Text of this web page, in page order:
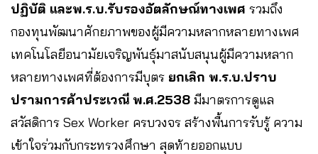
ปฏิบัติ และพ.ร.บ.รับรองอัตลักษณ์ทางเพศ รวมถึง
กองทุนพัฒนาศักยภาพของผู้มีความหลากหลายทางเพศ
เทคโนโลยีอนามัยเจริญพันธุ์มาสนับสนุนผู้มีความหลาก
หลายทางเพศที่ต้องการมีบุตร ยกเลิก พ.ร.บ.ปราบ
ปรามการค้าประเวณี พ.ศ.2538 มีมาตรการดูแล
สวัสดิการ Sex Worker ครบวงจร สร้างพื้นการรับรู้ ความ
เข้าใจร่วมกับกระทรวงศึกษา สุดท้ายออกแบบ